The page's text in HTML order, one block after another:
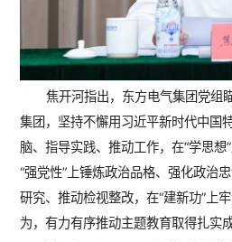
焦开河指出，东方电气集团党组
集团，坚持不懈用习近平新时代中国
脑、指导实践、推动工作，在“学思
“强党性”上锤炼政治品格、强化政治
研究、推动检视整改，在“建新功”上
为，有力有序推动主题教育取得扎实成